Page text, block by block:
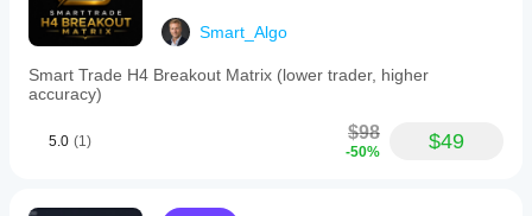
Smart_Algo
Smart Trade H4 Breakout Matrix (lower trader, higher
accuracy)
5.0 (1) $98
-50% $49